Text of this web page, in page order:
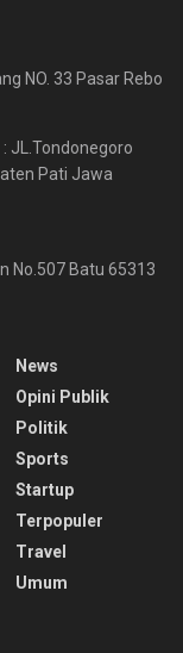
NO. 33 Pasar Rebo
: JL.Tondonegoro
Pati Jawa
No.507 Batu 65313
News
Opini Publik
Politik
Sports
Startup
Terpopuler
Travel
Umum